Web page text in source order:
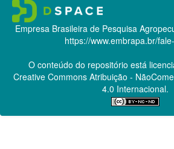
Empresa Brasileira de Pesquisa
https://www.embrapa.br/
O conteúdo do repositório está
Creative CommonsAtribuição -
4.0 Internacional.